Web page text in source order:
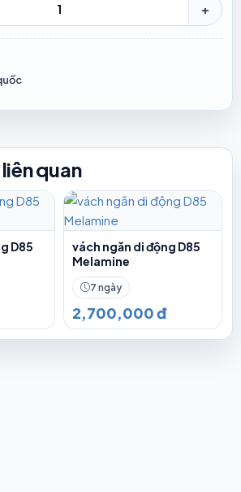
+
quan
D85
vách ngăn di động D85
Melamine
7 ngày
2,700,000 đ